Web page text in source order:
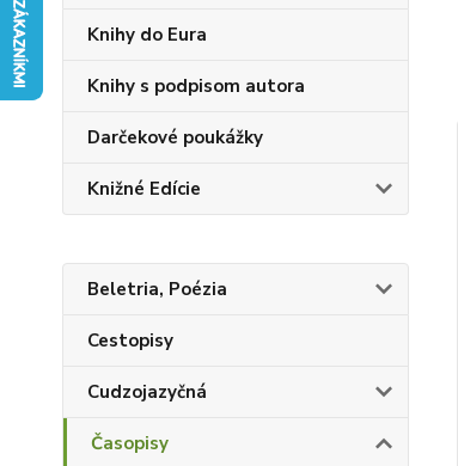
Knihy do Eura
Knihy s podpisom autora
Darčekové poukážky
Knižné Edície
Beletria, Poézia
Cestopisy
Cudzojazyčná
Časopisy